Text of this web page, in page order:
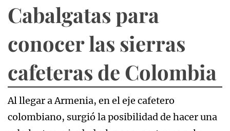
Cabalgatas para
conocer las sierras
cafeteras de Colombia
Al llegar a Armenia, en el eje cafetero
colombiano, surgió la posibilidad de hacer una